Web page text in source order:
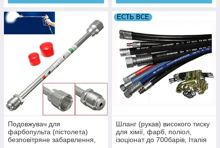
Подовжувач для
фарбопульта (пістолета)
безповітряне забарвлення,
ЕСТЬ ВСЕ
Шланг (рукав) високого тиску
для хімії, фарб, поліол,
ізоціонат до 700барів, Італія